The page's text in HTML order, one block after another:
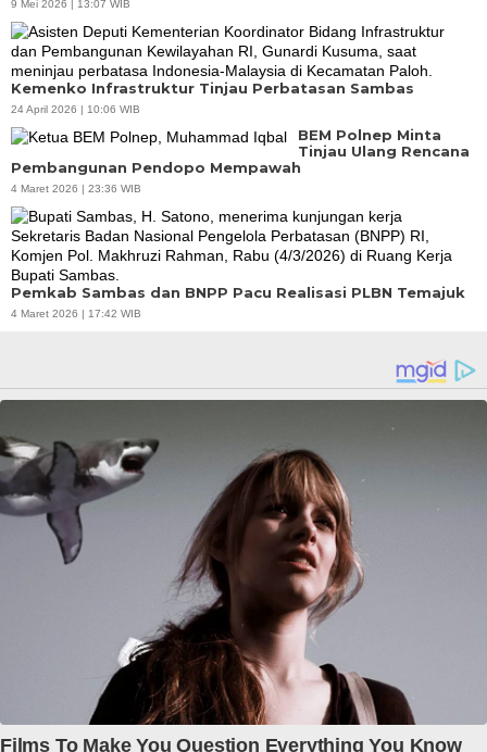
9 Mei 2026 | 13:07 WIB
Kemenko Infrastruktur Tinjau Perbatasan Sambas
24 April 2026 | 10:06 WIB
BEM Polnep Minta
Tinjau Ulang Rencana
Pembangunan Pendopo Mempawah
4 Maret 2026 | 23:36 WIB
Pemkab Sambas dan BNPP Pacu Realisasi PLBN Temajuk
4 Maret 2026 | 17:42 WIB